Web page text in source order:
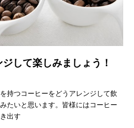
して楽しみましょう！
持つコーヒーをどうアレンジして飲
たいと思います。皆様にはコーヒー
出す